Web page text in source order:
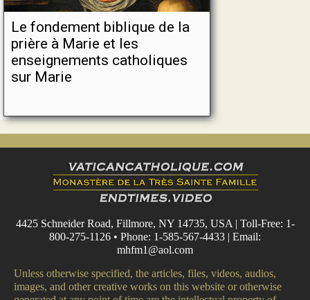
Le fondement biblique de la
prière à Marie et les
enseignements catholiques
sur Marie
4425 Schneider Road, Fillmore, NY 14735, USA | Toll-Free: 1-
800-275-1126 • Phone: 1-585-567-4433 | Email:
mhfm1@aol.com
Unless otherwise specified, the articles, files, videos, audios,
images, and other creative works on this website or otherwise